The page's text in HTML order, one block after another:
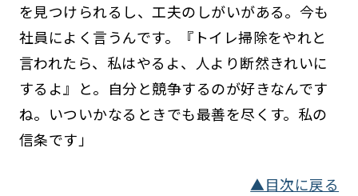
を見つけられるし、工夫のしがいがある。今も
社員によく言うんです。『トイレ掃除をやれと
言われたら、私はやるよ、人より断然きれいに
するよ』と。自分と競争するのが好きなんです
ね。いついかなるときでも最善を尽くす。私の
信条です」
▲目次に戻る